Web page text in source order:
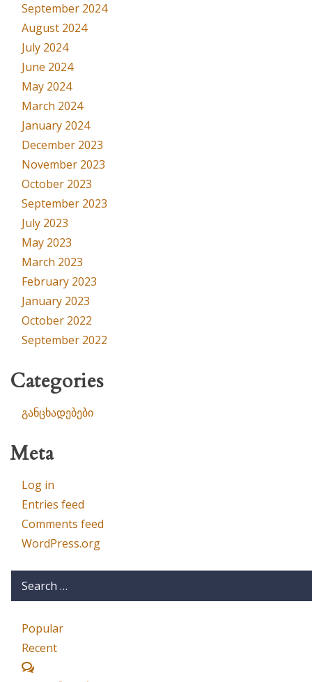
September 2024
August 2024
July 2024
June 2024
May 2024
March 2024
January 2024
December 2023
November 2023
October 2023
September 2023
July 2023
May 2023
March 2023
February 2023
January 2023
October 2022
September 2022
Categories
განცხადებები
Meta
Log in
Entries feed
Comments feed
WordPress.org
Popular
Recent
Comments